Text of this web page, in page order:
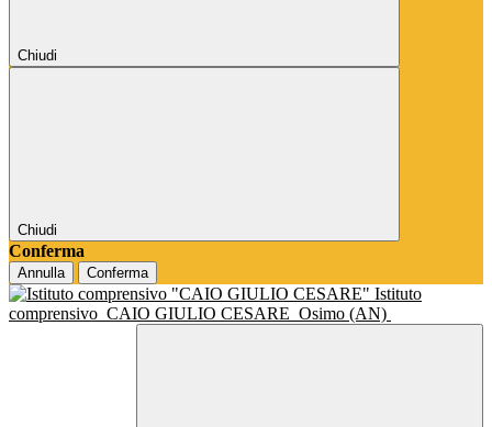
Chiudi
Chiudi
Conferma
Annulla Conferma
Istituto
comprensivo CAIO GIULIO CESARE Osimo (AN)